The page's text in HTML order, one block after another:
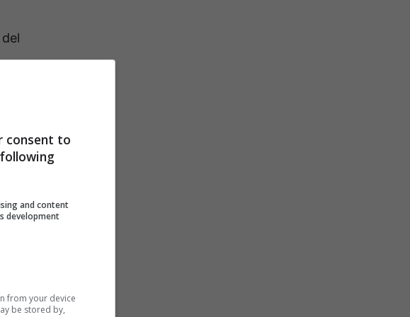
in
consent to
and content
development
from your device
be stored by,